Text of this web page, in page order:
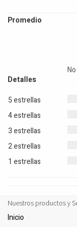
Promedio
Detalles
5 estrellas
4 estrellas
3 estrellas
2 estrellas
1 estrellas
Nuestros productos y
Inicio